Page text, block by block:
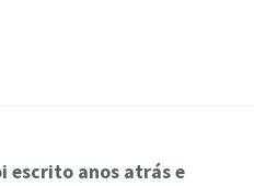
escrito anos atrás e